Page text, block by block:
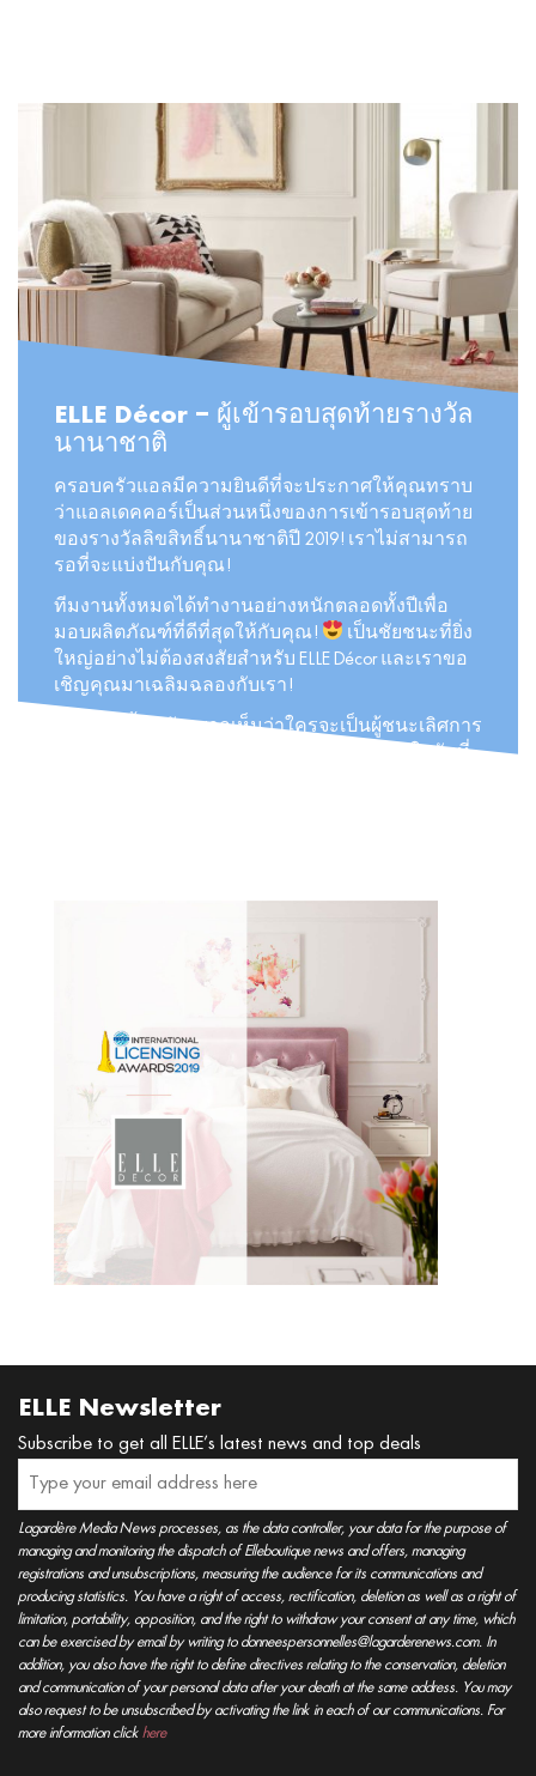
ELLE Décor – ผู้เข้ารอบสุดท้ายรางวัล
นานาชาติ
ครอบครัวแอลมีความยินดีที่จะประกาศให้คุณทราบ
ว่าแอลเดคคอร์เป็นส่วนหนึ่งของการเข้ารอบสุดท้าย
ของรางวัลลิขสิทธิ์นานาชาติปี 2019! เราไม่สามารถ
รอที่จะแบ่งปันกับคุณ!
ทีมงานทั้งหมดได้ทำงานอย่างหนักตลอดทั้งปีเพื่อ
มอบผลิตภัณฑ์ที่ดีที่สุดให้กับคุณ!
เป็นชัยชนะที่ยิ่ง
ใหญ่อย่างไม่ต้องสงสัยสำหรับ ELLE Décor และเราขอ
เชิญคุณมาเฉลิมฉลองกับเรา!
นอกจากนี้เรายังอยากเห็นว่าใครจะเป็นผู้ชนะเลิศการ
ประกวดครั้งนี้ น่าตื่นเต้นจริงๆ! เราจะได้รู้กันในวันที่
ELLE Newsletter
Subscribe to get all ELLE’s latest news and top deals
Lagardère Media News processes, as the data controller, your data for the purpose of
managing and monitoring the dispatch of Elleboutique news and offers, managing
registrations and unsubscriptions, measuring the audience for its communications and
producing statistics. You have a right of access, rectification, deletion as well as a right of
limitation, portability, opposition, and the right to withdraw your consent at any time, which
can be exercised by email by writing to donneespersonnelles@lagarderenews.com. In
addition, you also have the right to define directives relating to the conservation, deletion
and communication of your personal data after your death at the same address. You may
also request to be unsubscribed by activating the link in each of our communications. For
more information click here